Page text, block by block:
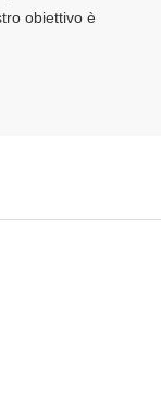
obiettivo è